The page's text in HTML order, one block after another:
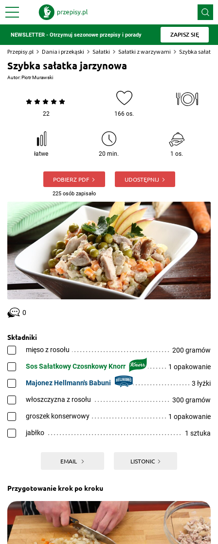
NEWSLETTER - Otrzymuj sezonowe przepisy i porady ZAPISZ SIĘ
Przepisy.pl Dania i przekąski Sałatki Sałatki z warzywami Szybka
Szybka sałatka jarzynowa
Autor:Piotr Murawski
22 166 os.
łatwe 20 min. 1 os.
POBIERZ PDF
225 osób zapisało
UDOSTĘPNIJ
0
Składniki
mięso z rosołu 200 gramów
Sos Sałatkowy Czosnkowy Knorr 1 opakowanie
Majonez Hellmann's Babuni 3 łyżki
włoszczyzna z rosołu 300 gramów
groszek konserwowy 1 opakowanie
jabłko 1 sztuka
EMAIL LISTONIC
Przygotowanie krok po kroku